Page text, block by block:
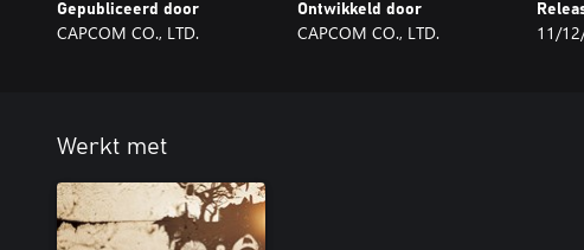
Gepubliceerd door
CAPCOM CO., LTD.
Ontwikkeld door
CAPCOM CO., LTD. 11/
Werkt met